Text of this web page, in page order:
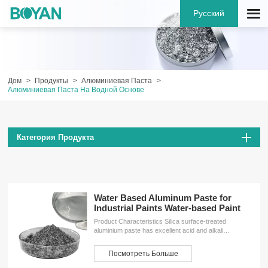
Русский
Дом Продукты
Алюминиевая Паста
Алюминиевая Паста На Водной Основе
Категория Продукта
Water Based Aluminum Paste for
Industrial Paints Water-based Paint
Product Characteristics Silica surface-treated
aluminium paste has excellent acid and alkali
can meet the environmental protection requirements.
Посмотреть Больше